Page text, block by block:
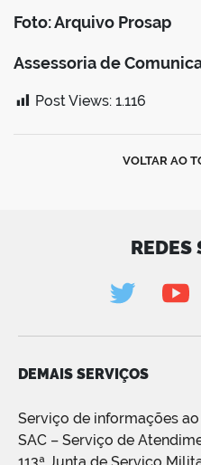
Foto: Arquivo Prosap
Assessoria de
Post Views: 1.116
VOLTAR AO
REDES
DEMAIS SERVIÇOS
Serviço de informações
SAC – Serviço de